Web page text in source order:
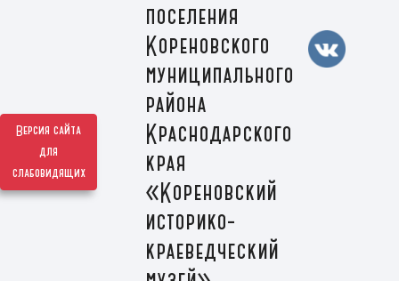
Версия сайта
для
слабовидящих
поселения
Кореновского
муниципального
района
Краснодарского
края
«Кореновский
историко-
краеведческий